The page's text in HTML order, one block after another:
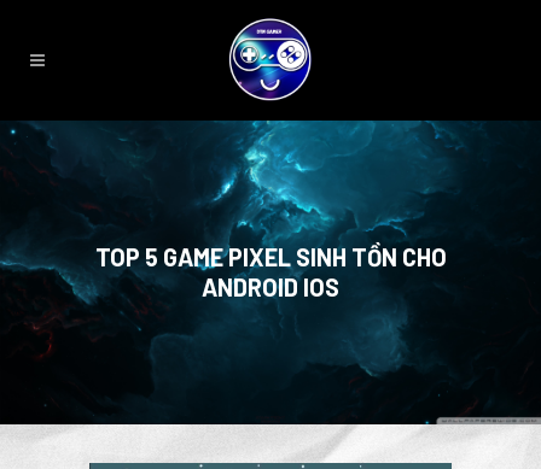
TOP 5 GAME PIXEL SINH TỒN CHO
ANDROID IOS